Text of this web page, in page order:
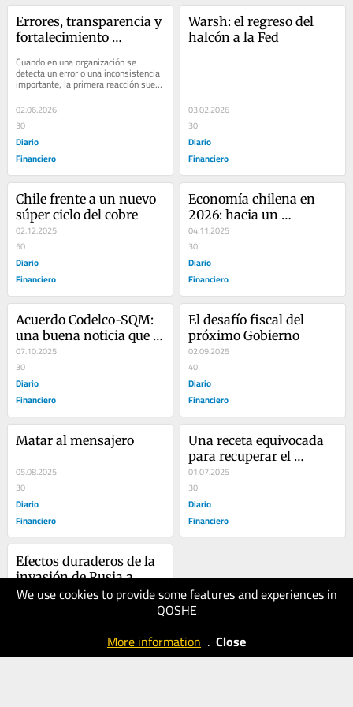
We use cookies to provide some features and experiences in
QOSHE
More information . Close
Errores, transparencia y
fortalecimiento
Cuando en una organización se
detecta un error o una inconsistencia
importante, la primera reacción suele
ser de sorpresa y desconcierto frente
a lo...
02.06.2026
30
Diario
Financiero
Warsh: el regreso del
halcón a la Fed
03.02.2026
30
Diario
Financiero
Chile frente a un nuevo
súper ciclo del cobre
02.12.2025
50
Diario
Financiero
Economía chilena en
2026: hacia un
moderado optimismo
04.11.2025
30
Diario
Financiero
Acuerdo Codelco-SQM:
una buena noticia que
desafía a Antofagasta
07.10.2025
30
Diario
Financiero
El desafío fiscal del
próximo Gobierno
02.09.2025
40
Diario
Financiero
Matar al mensajero
05.08.2025
30
Diario
Financiero
Una receta equivocada
para recuperar el
crecimiento
01.07.2025
30
Diario
Financiero
Efectos duraderos de la
invasión de Rusia a
Ucrania
03.06.2025